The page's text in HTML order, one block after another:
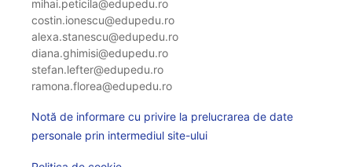
mihai.peticila@edupedu.ro
costin.ionescu@edupedu.ro
alexa.stanescu@edupedu.ro
diana.ghimisi@edupedu.ro
stefan.lefter@edupedu.ro
ramona.florea@edupedu.ro
Notă de informare cu privire la prelucrarea de date
personale prin intermediul site-ului